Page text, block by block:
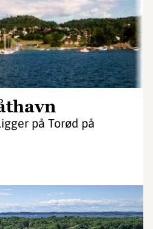
på Torød på